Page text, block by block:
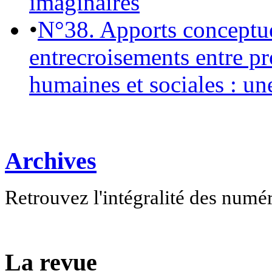
•N°38. Apports
entrecroisements entre
humaines et sociales :
Archives
Retrouvez l'intégralité des
La revue